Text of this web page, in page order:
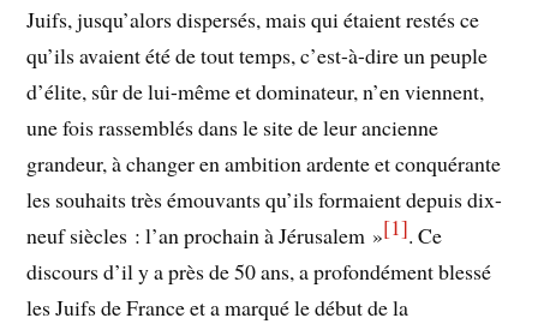
Juifs, jusqu’alors dispersés, mais qui étaient restés ce
qu’ils avaient été de tout temps, c’est-à-dire un peuple
d’élite, sûr de lui-même et dominateur, n’en viennent,
une fois rassemblés dans le site de leur ancienne
grandeur, à changer en ambition ardente et conquérante
les souhaits très émouvants qu’ils formaient depuis dix-
neuf siècles : l’an prochain à Jérusalem »[1]. Ce
discours d’il y a près de 50 ans, a profondément blessé
les Juifs de France et a marqué le début de la